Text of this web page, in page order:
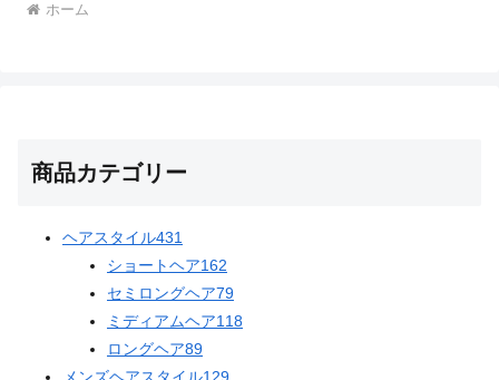
ホーム
商品カテゴリー
ヘアスタイル431
ショートヘア162
セミロングヘア79
ミディアムヘア118
ロングヘア89